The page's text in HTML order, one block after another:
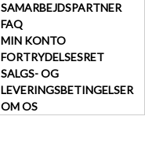
SAMARBEJDSPARTNER
FAQ
MIN KONTO
FORTRYDELSESRET
SALGS- OG
LEVERINGSBETINGELSER
OM OS